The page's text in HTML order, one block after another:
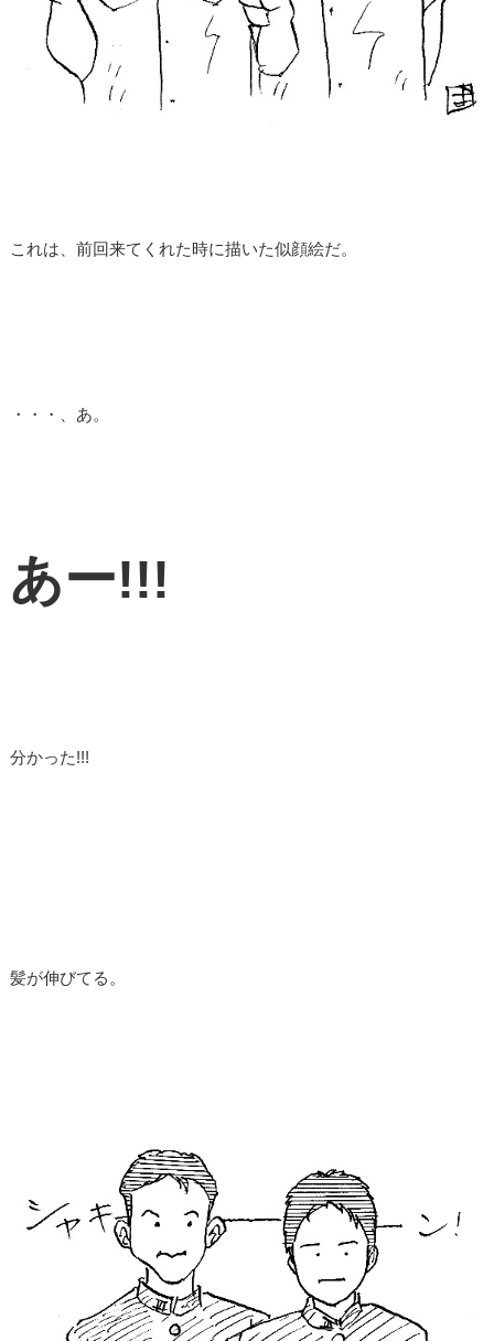
これは、前回来てくれた時に描いた似顔絵だ。
・・・、あ。
あー!!!
分かった!!!
髪が伸びてる。